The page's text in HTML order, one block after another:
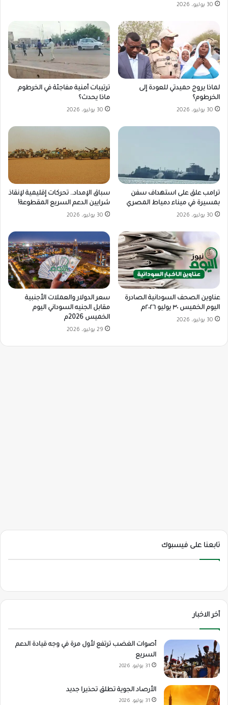
30 يوليو، 2026
لماذا يروج حميدتي للعودة إلى
الخرطوم؟
30 يوليو، 2026
ترتيبات أمنية مفاجئة في الخرطوم
ماذا يحدث؟
30 يوليو، 2026
ترامب علق على استهداف سفن
بمسيرة في ميناء دمياط المصري
30 يوليو، 2026
سباق الإمداد.. تحركات إقليمية لإنقاذ
شرايين الدعم السريع المقطوعة!
30 يوليو، 2026
عناوين الصحف السودانية الصادرة
اليوم الخميس ٣٠ يوليو ٢٠٢٦م
30 يوليو، 2026
سعر الدولار والعملات الأجنبية
مقابل الجنيه السوداني اليوم
الخميس 2026م
29 يوليو، 2026
تابعنا على فيسبوك
أخر الاخبار
أصوات الغضب ترتفع لأول مرة في وجه قيادة الدعم
السريع
31 يوليو، 2026
الأرصاد الجوية تطلق تحذيرا جديد
31 يوليو، 2026